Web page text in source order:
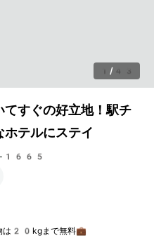
1 / 43
すぐの好立地！駅チ
ホテルにステイ
1665
は20kgまで無料💼